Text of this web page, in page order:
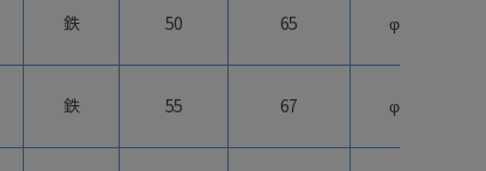
鉄 50 65 φ50
鉄 55 67 φ50